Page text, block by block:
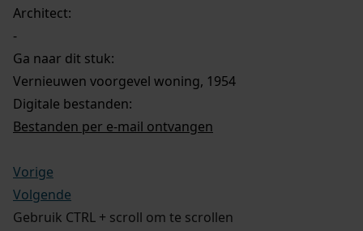
Architect:
-
Ga naar dit stuk:
Vernieuwen voorgevel woning, 1954
Digitale bestanden:
Bestanden per e-mail ontvangen
Vorige
Volgende
Gebruik CTRL + scroll om te scrollen